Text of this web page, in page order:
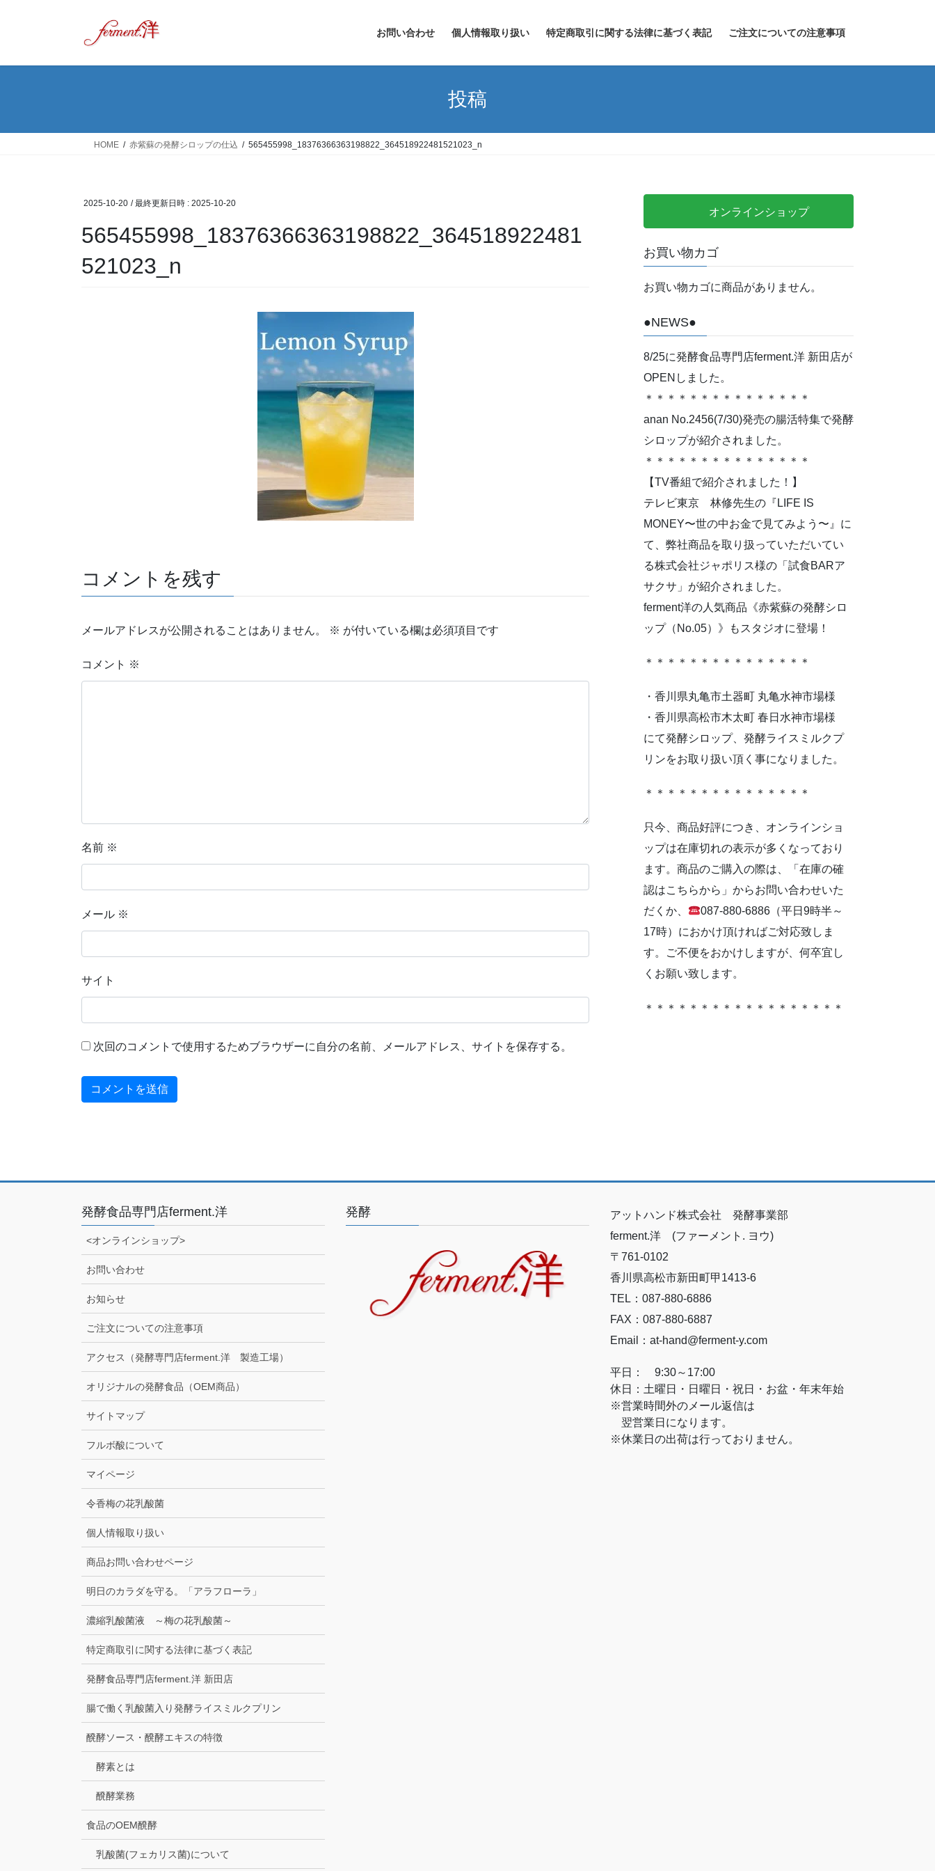
お問い合わせ 個人情報取り扱い 特定商取引に関する法律に基づく表記 ご注文についての注意事項
投稿
HOME 赤紫蘇の発酵シロップの仕込 565455998_18376366363198822_364518922481521023_n
2025-10-20 / 最終更新日時 : 2025-10-20
565455998_18376366363198822_364518922481
521023_n
コメントを残す
メールアドレスが公開されることはありません。 ※ が付いている欄は必須項目です
コメント ※
名前 ※
メール ※
サイト
次回のコメントで使用するためブラウザーに自分の名前、メールアドレス、サイトを保存する。
オンラインショップ
お買い物カゴ
お買い物カゴに商品がありません。
●NEWS●
8/25に発酵食品専門店ferment.洋 新田店が
OPENしました。
＊＊＊＊＊＊＊＊＊＊＊＊＊＊＊
anan No.2456(7/30)発売の腸活特集で発酵
シロップが紹介されました。
＊＊＊＊＊＊＊＊＊＊＊＊＊＊＊
【TV番組で紹介されました！】
テレビ東京 林修先生の『LIFE IS
MONEY〜世の中お金で見てみよう〜』に
て、弊社商品を取り扱っていただいてい
る株式会社ジャポリス様の「試食BARア
サクサ」が紹介されました。
ferment洋の人気商品《赤紫蘇の発酵シロ
ップ（No.05）》もスタジオに登場！
＊＊＊＊＊＊＊＊＊＊＊＊＊＊＊
・香川県丸亀市土器町 丸亀水神市場様
・香川県高松市木太町 春日水神市場様
にて発酵シロップ、発酵ライスミルクプ
リンをお取り扱い頂く事になりました。
＊＊＊＊＊＊＊＊＊＊＊＊＊＊＊
只今、商品好評につき、オンラインショ
ップは在庫切れの表示が多くなっており
ます。商品のご購入の際は、「在庫の確
認はこちらから」からお問い合わせいた
だくか、
087-880-6886（平日9時半～
17時）におかけ頂ければご対応致しま
す。ご不便をおかけしますが、何卒宜し
くお願い致します。
＊＊＊＊＊＊＊＊＊＊＊＊＊＊＊＊＊＊
発酵食品専門店ferment.洋
<オンラインショップ>
お問い合わせ
お知らせ
ご注文についての注意事項
アクセス（発酵専門店ferment.洋 製造工場）
オリジナルの発酵食品（OEM商品）
サイトマップ
フルボ酸について
マイページ
令香梅の花乳酸菌
個人情報取り扱い
商品お問い合わせページ
明日のカラダを守る。「アラフローラ」
濃縮乳酸菌液 ～梅の花乳酸菌～
特定商取引に関する法律に基づく表記
発酵食品専門店ferment.洋 新田店
腸で働く乳酸菌入り発酵ライスミルクプリン
醗酵ソース・醗酵エキスの特徴
酵素とは
醗酵業務
食品のOEM醗酵
乳酸菌(フェカリス菌)について
発酵
アットハンド株式会社 発酵事業部
ferment.洋 (ファーメント. ヨウ)
〒761-0102
香川県高松市新田町甲1413-6
TEL：087-880-6886
FAX：087-880-6887
Email：at-hand@ferment-y.com
平日： 9:30～17:00
休日：土曜日・日曜日・祝日・お盆・年末年始
※営業時間外のメール返信は
翌営業日になります。
※休業日の出荷は行っておりません。